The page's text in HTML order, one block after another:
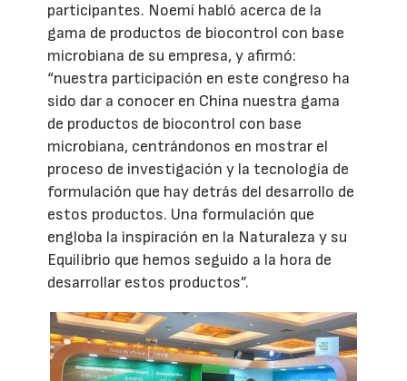
participantes. Noemí habló acerca de la
gama de productos de biocontrol con base
microbiana de su empresa, y afirmó:
“nuestra participación en este congreso ha
sido dar a conocer en China nuestra gama
de productos de biocontrol con base
microbiana, centrándonos en mostrar el
proceso de investigación y la tecnología de
formulación que hay detrás del desarrollo de
estos productos. Una formulación que
engloba la inspiración en la Naturaleza y su
Equilibrio que hemos seguido a la hora de
desarrollar estos productos”.